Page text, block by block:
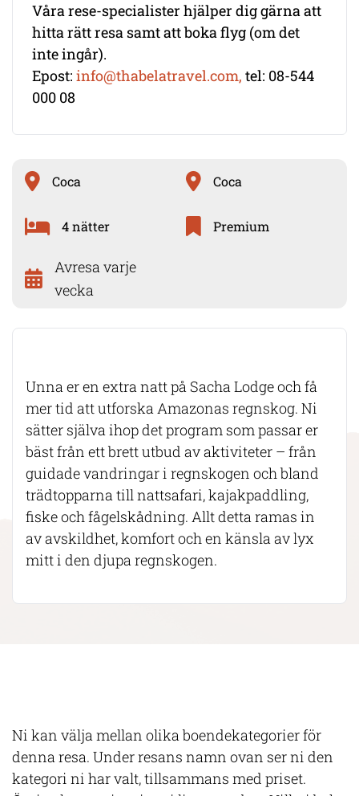
Våra rese-specialister hjälper dig gärna att
hitta rätt resa samt att boka flyg (om det
inte ingår).
Epost: info@thabelatravel.com, tel: 08-544
000 08
Coca Coca
4 nätter Premium
Avresa varje
vecka
Unna er en extra natt på Sacha Lodge och få
mer tid att utforska Amazonas regnskog. Ni
sätter själva ihop det program som passar er
bäst från ett brett utbud av aktiviteter – från
guidade vandringar i regnskogen och bland
trädtopparna till nattsafari, kajakpaddling,
fiske och fågelskådning. Allt detta ramas in
av avskildhet, komfort och en känsla av lyx
mitt i den djupa regnskogen.
Ni kan välja mellan olika boendekategorier för
denna resa. Under resans namn ovan ser ni den
kategori ni har valt, tillsammans med priset.